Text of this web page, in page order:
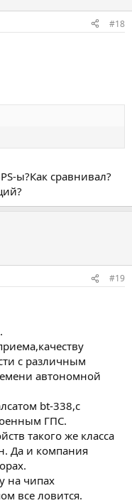
#18
ы?Как сравнивал?
#19
с различным
автономной
bt-338,с
ГПС.
такого же класса
Да и компания
на чипах
все ловится.